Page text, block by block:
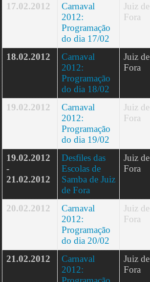
17.02.2012
Carnaval
2012:
Programação
do dia 17/02
Juiz de
Fora
18.02.2012
Carnaval
2012:
Programação
do dia 18/02
Juiz de
Fora
19.02.2012
Carnaval
2012:
Programação
do dia 19/02
Juiz de
Fora
19.02.2012
-
21.02.2012
Desfiles das
Escolas de
Samba de Juiz
de Fora
Juiz de
Fora
20.02.2012
Carnaval
2012:
Programação
do dia 20/02
Juiz de
Fora
21.02.2012
Carnaval
2012:
Juiz de
Fora